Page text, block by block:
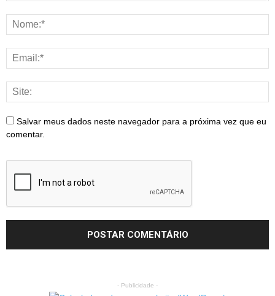
Salvar meus dados neste navegador para a próxima vez que eu
comentar.
- Publicidade -